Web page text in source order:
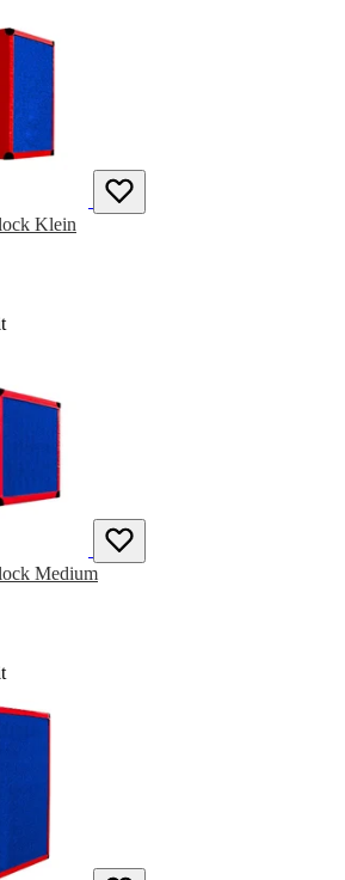
Klein
Medium